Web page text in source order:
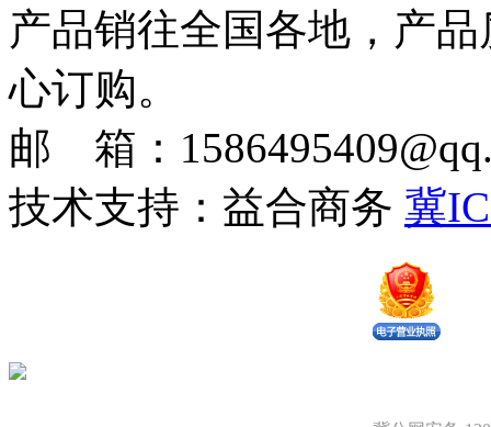
产品销往全国各地，产
心订购。
邮 箱：
技术支持：益合商务 冀